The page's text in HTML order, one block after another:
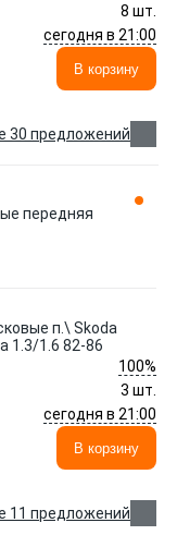
8 шт.
сегодня в 21:00
В корзину
30 предложений
передняя
п.\ Skoda
1.3/1.6 82-86
100%
3 шт.
сегодня в 21:00
В корзину
11 предложений